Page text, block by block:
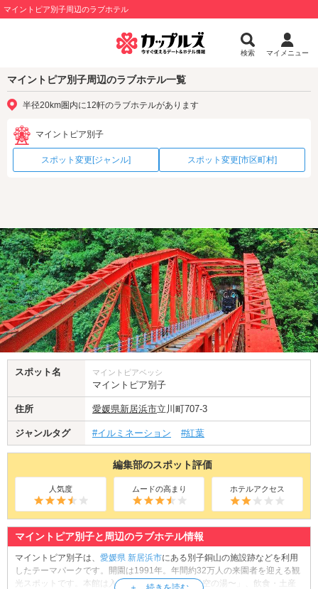
マイントピア別子周辺のラブホテル
検索 マイメニュー
マイントピア別子周辺のラブホテル一覧
半径20km圏内に12軒のラブホテルがあります
マイントピア別子
スポット変更[ジャンル] スポット変更[市区町村]
スポット名 マイントピアベッシ
マイントピア別子
住所 愛媛県新居浜市立川町707-3
ジャンルタグ #イルミネーション #紅葉
編集部のスポット評価
人気度 ムードの高まり ホテルアクセス
マイントピア別子と周辺のラブホテル情報
マイントピア別子は、 愛媛県 新居浜市にある別子銅山の施設跡などを利用
したテーマパークです。開園は1991年。年間約32万人の来園者を迎える観
光スポットです。本館は入浴施設「別子温泉〜天空の湯〜」、飲食・土産